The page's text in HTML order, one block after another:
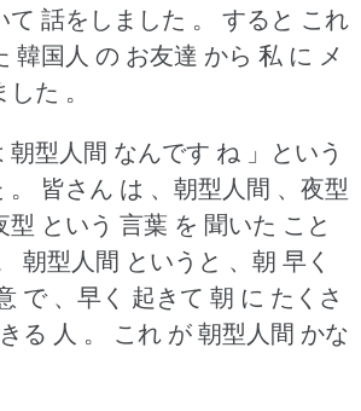
話をしました 。
すると これ
韓国人 の お友達 から 私 に メ
た 。
朝型人間 なんです ね 」という
皆さん は 、朝型人間 、夜型
型 という 言葉 を 聞いた こと
朝型人間 というと 、朝 早く
で 、早く 起きて 朝 に たくさ
る 人 。
これ が 朝型人間 かな